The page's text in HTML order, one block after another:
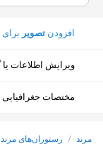
افزودن تصویر
ویرایش اطلاعات
مختصات جغرافیایی
مرند / رستوران‌های مرند